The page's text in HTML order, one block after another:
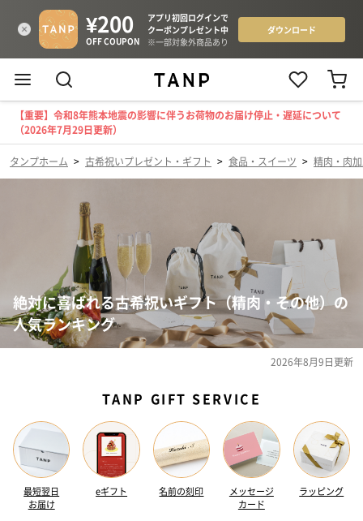
【重要】令和8年熊本地震の影響に伴うお荷物のお届け停止・遅延について
（2026年7月29日更新）
タンプホーム > 古希祝いプレゼント・ギフト > 食品・スイーツ > 精肉・肉
絶対に喜ばれる古希祝いギフト（精肉・その他）の
人気ランキング
2026年8月9日更新
TANP GIFT SERVICE
最短翌日
お届け
eギフト 名前の刻印
メッセージ
カード
ラッピング